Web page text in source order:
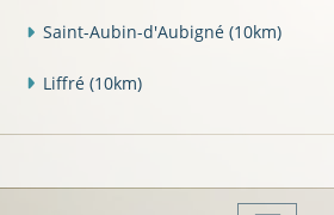
Saint-Aubin-d'Aubigné (10km)
Liffré (10km)